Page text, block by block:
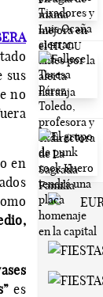
sus
no
en
es